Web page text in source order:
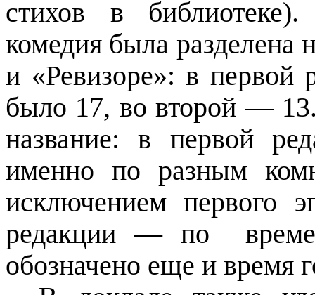
стихов в
комедия была разделена
и «Ревизоре»: в первой
было 17, во второй—
название: в первой
именно по разным
исключением первого
редакции—по
обозначено еще и время